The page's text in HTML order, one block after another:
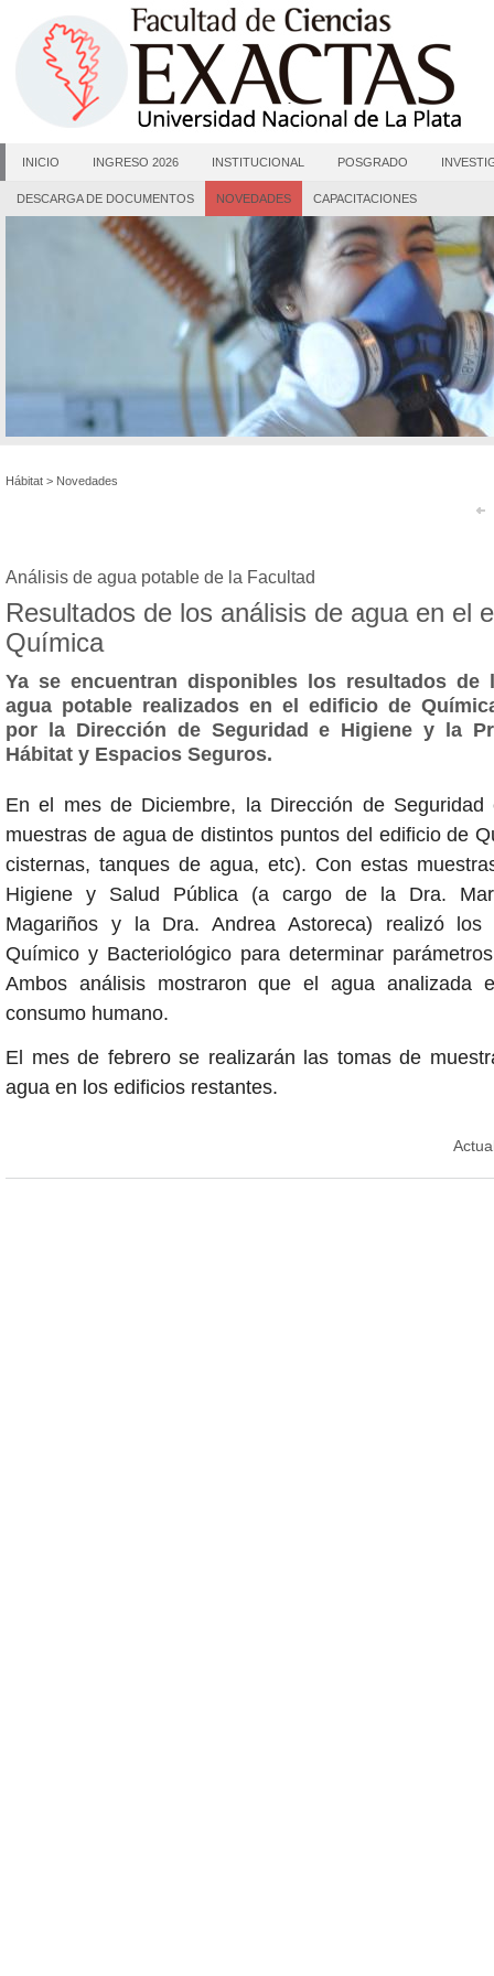
INICIO INGRESO 2026 INSTITUCIONAL POSGRADO
DESCARGA DE DOCUMENTOS NOVEDADES CAPACITACIONES
Hábitat > Novedades
Análisis de agua potable de la Facultad
Resultados de los análisis de agua en el
Química
Ya se encuentran disponibles los resultados de
agua potable realizados en el edificio de
por la Dirección de Seguridad e Higiene y la
Hábitat y Espacios Seguros.
En el mes de Diciembre, la Dirección de Seguridad
muestras de agua de distintos puntos del edificio de
cisternas, tanques de agua, etc). Con estas
Higiene y Salud Pública (a cargo de la Dra.
Magariños y la Dra. Andrea Astoreca) realizó los
Químico y Bacteriológico para determinar
Ambos análisis mostraron que el agua analizada
consumo humano.
El mes de febrero se realizarán las tomas de
agua en los edificios restantes.